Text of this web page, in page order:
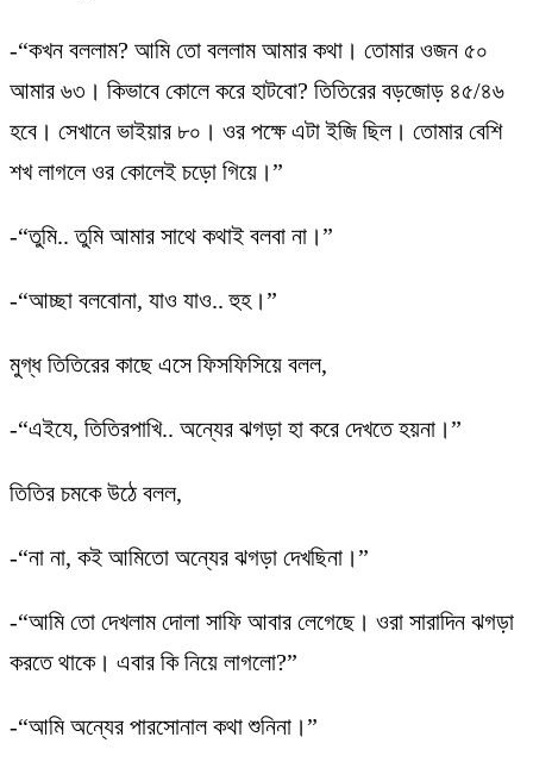
-“কখন বললাম? আমি তো বললাম আমার কথা। তোমার ওজন ৫০
আমার ৬৩। কিভাবে কোলে করে হাটবো? তিতিরের বড়জোড় ৪৫/৪৬
হবে। সেখানে ভাইয়ার ৮০। ওর পক্ষে এটা ইজি ছিল। তোমার বেশি
শখ লাগলে ওর কোলেই চড়ো গিয়ে।”
-“তুমি.. তুমি আমার সাথে কথাই বলবা না।”
-“আচ্ছা বলবোনা, যাও যাও.. হুহ।”
মুগ্ধ তিতিরের কাছে এসে ফিসফিসিয়ে বলল,
-“এইযে, তিতিরপাখি.. অন্যের ঝগড়া হা করে দেখতে হয়না।”
তিতির চমকে উঠে বলল,
-“না না, কই আমিতো অন্যের ঝগড়া দেখছিনা।”
-“আমি তো দেখলাম দোলা সাফি আবার লেগেছে। ওরা সারাদিন ঝগড়া
করতে থাকে। এবার কি নিয়ে লাগলো?”
-“আমি অন্যের পারসোনাল কথা শুনিনা।”